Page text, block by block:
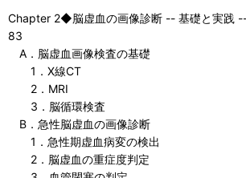
Chapter 2◆脳虚血の画像診断 -- 基礎と実
83
A．脳虚血画像検査の基礎
1．X線CT
2．MRI
3．脳循環検査
B．急性脳虚血の画像診断
1．急性期虚血病変の検出
2．脳虚血の重症度判定